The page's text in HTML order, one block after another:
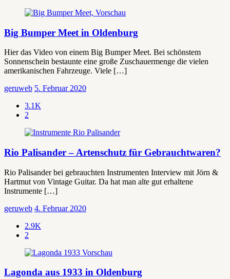
Big Bumper Meet in Oldenburg
Hier das Video von einem Big Bumper Meet. Bei schönstem
Sonnenschein bestaunte eine große Zuschauermenge die vielen
amerikanischen Fahrzeuge. Viele […]
geruweb 5. Februar 2020
3.1K
2
Rio Palisander – Artenschutz für Gebrauchtwaren?
Rio Palisander bei gebrauchten Instrumenten Interview mit Jörn &
Hartmut von Vintage Guitar. Da hat man alte gut erhaltene
Instrumente […]
geruweb 4. Februar 2020
2.9K
2
Lagonda aus 1933 in Oldenburg